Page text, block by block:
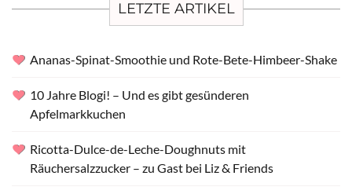
LETZTE ARTIKEL
Ananas-Spinat-Smoothie und Rote-Bete-Himbeer-Shake
10 Jahre Blogi! – Und es gibt gesünderen
Apfelmarkkuchen
Ricotta-Dulce-de-Leche-Doughnuts mit
Räuchersalzzucker – zu Gast bei Liz & Friends